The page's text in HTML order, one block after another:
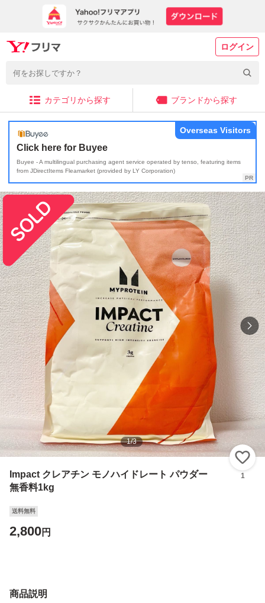
ログイン
カテゴリから探す ブランドから探す
Click here for Buyee
Buyee - A multilingual purchasing agent service operated by tenso, featuring items
from JDirectItems Fleamarket (provided by LY Corporation)
Overseas Visitors
1/3
Impact クレアチン モノハイドレート パウダー
無香料1kg
1
送料無料
2,800円
商品説明